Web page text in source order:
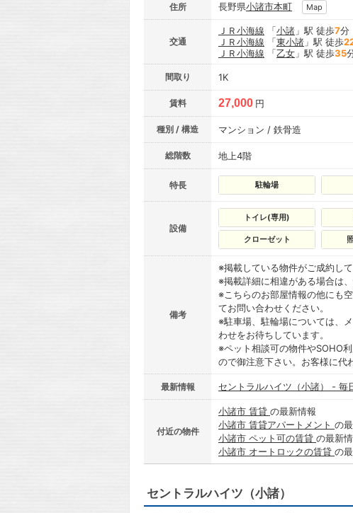
住所 長野県小諸市本町 Map
交通
ＪＲ小海線 「小諸 」駅 徒歩7分
ＪＲ小海線 「東小諸 」駅 徒歩
ＪＲ小海線 「乙女 」駅 徒歩35
間取り 1K
賃料 27,000 円
種別 / 構造 マンション / 鉄骨造
総階数 地上4階
特長 駐輪場
設備
トイレ(専用)
クローゼット
備考
※掲載している物件がご成約し
※掲載詳細に相違がある場合は
※こちらのお部屋情報の他にも
てお問い合わせください。
※駐車場、駐輪場については、
わせをお待ちしています。
※ペット相談可の物件やSOHO
ので御注意下さい。お客様に代
最新情報 セントラルハイツ（小諸） - 毎
付近の物件
小諸市 賃貸 の最新情報
小諸市 賃貸アパートメント の
小諸市 ペット可の賃貸 の最新
小諸市 オートロックの賃貸 の
セントラルハイツ（小諸）